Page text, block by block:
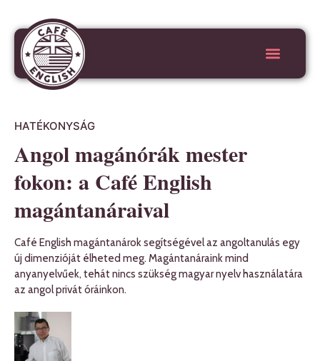
HATÉKONYSÁG
Angol magánórák mester
fokon: a Café English
magántanáraival
Café English magántanárok segítségével az angoltanulás egy
új dimenzióját élheted meg. Magántanáraink mind
anyanyelvűek, tehát nincs szükség magyar nyelv használatára
az angol privát óráinkon.